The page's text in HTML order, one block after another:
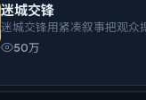
迷城交锋
迷城交锋用紧凑叙事把观众
一口气追完。
50万